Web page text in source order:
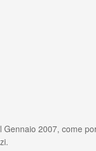
Gennaio 2007, come